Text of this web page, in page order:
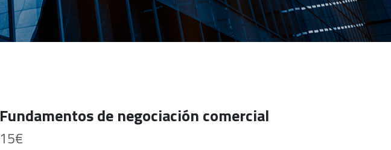
Fundamentos de negociación comercial
15€